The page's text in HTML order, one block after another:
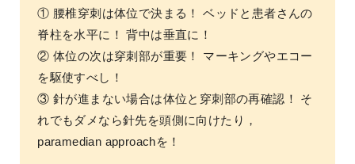
① 腰椎穿刺は体位で決まる！ ベッドと患者さんの
脊柱を水平に！ 背中は垂直に！
② 体位の次は穿刺部が重要！ マーキングやエコー
を駆使すべし！
③ 針が進まない場合は体位と穿刺部の再確認！ そ
れでもダメなら針先を頭側に向けたり，
paramedian approachを！